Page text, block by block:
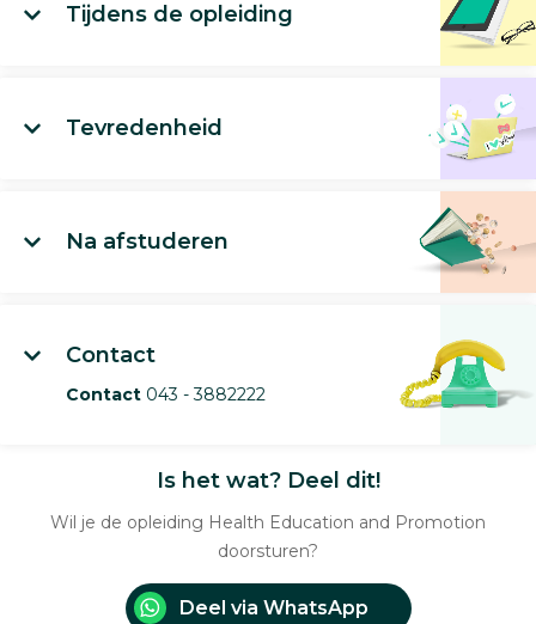
Tijdens de opleiding
Tevredenheid
Na afstuderen
Contact
Contact 043 - 3882222
Is het wat? Deel dit!
Wil je de opleiding Health Education and Promotion
doorsturen?
Deel via WhatsApp